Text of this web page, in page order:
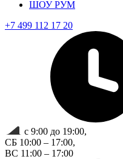
ШОУ РУМ
+7 499 112 17 20
с 9:00 до 19:00,
СБ 10:00 – 17:00,
ВС 11:00 – 17:00